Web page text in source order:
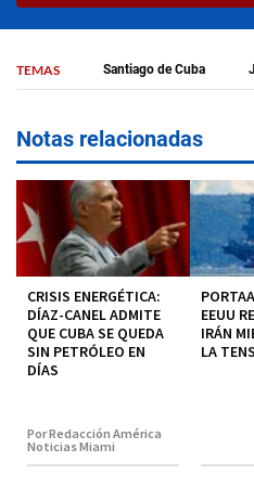
TEMAS Santiago de Cuba
Notas relacionadas
CRISIS ENERGÉTICA:
DÍAZ-CANEL ADMITE
QUE CUBA SE QUEDA
SIN PETRÓLEO EN
DÍAS
Por Redacción América
Noticias Miami
EEUU
IRÁN
LA